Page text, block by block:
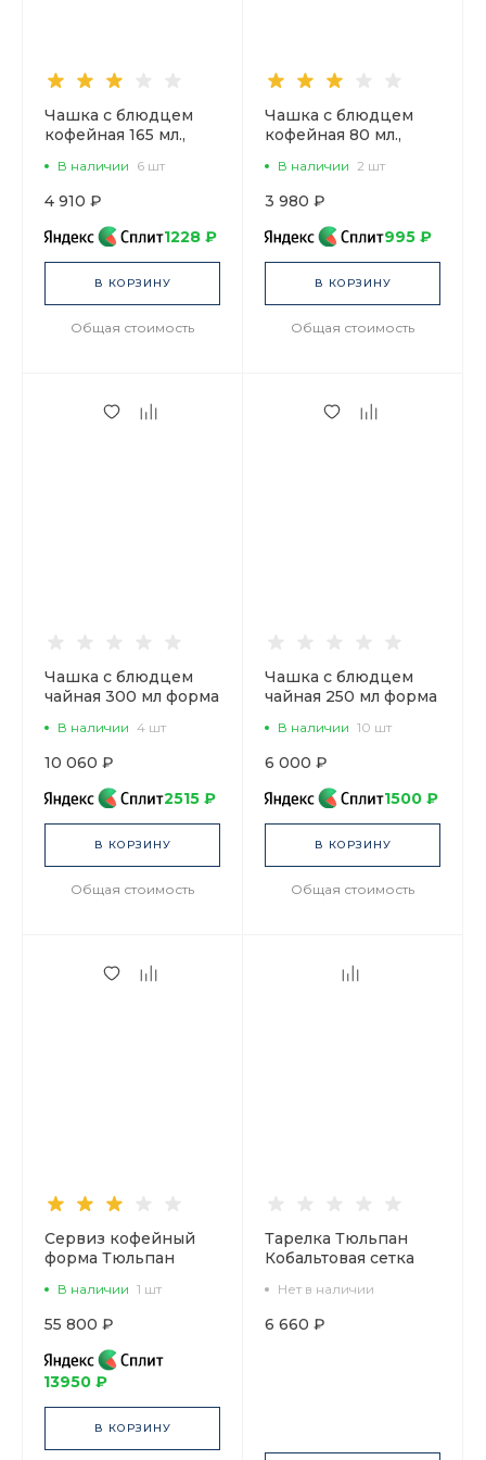
Чашка с блюдцем
кофейная 165 мл.,
рисунок Кобальтовая
сетка арт.
81.14574.00.1
В наличии 6 шт
4 910 ₽
1228 ₽
В КОРЗИНУ
Общая стоимость
Чашка с блюдцем
кофейная 80 мл.,
рисунок Кобальтовая
сетка арт.
81.14569.00.1
В наличии 2 шт
3 980 ₽
995 ₽
В КОРЗИНУ
Общая стоимость
Чашка с блюдцем
чайная 300 мл форма
Кобальтовая сетка
арт. 81.18456.00.1
В наличии 4 шт
10 060 ₽
2515 ₽
В КОРЗИНУ
Общая стоимость
Чашка с блюдцем
чайная 250 мл форма
Кобальтовая сетка
арт. 81.10105.00.1
В наличии 10 шт
6 000 ₽
1500 ₽
В КОРЗИНУ
Общая стоимость
Сервиз кофейный
форма Тюльпан
сетка, 6 персон 20
предметов, арт.
81.20944.00.1
В наличии 1 шт
55 800 ₽
13950 ₽
В КОРЗИНУ
Тарелка Тюльпан
Кобальтовая сетка
80.00533.00.1
Нет в наличии
6 660 ₽